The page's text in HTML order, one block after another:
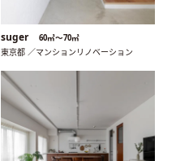
suger 60㎡〜70㎡
東京都 ／マンションリノベーション